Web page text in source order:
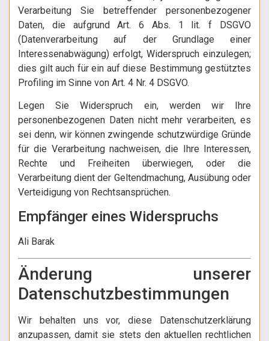
Verarbeitung Sie betreffender personenbezogener
Daten, die aufgrund Art. 6 Abs. 1 lit. f DSGVO
(Datenverarbeitung auf der Grundlage einer
Interessenabwägung) erfolgt, Widerspruch einzulegen;
dies gilt auch für ein auf diese Bestimmung gestütztes
Profiling im Sinne von Art. 4 Nr. 4 DSGVO.
Legen Sie Widerspruch ein, werden wir Ihre
personenbezogenen Daten nicht mehr verarbeiten, es
sei denn, wir können zwingende schutzwürdige Gründe
für die Verarbeitung nachweisen, die Ihre Interessen,
Rechte und Freiheiten überwiegen, oder die
Verarbeitung dient der Geltendmachung, Ausübung oder
Verteidigung von Rechtsansprüchen.
Empfänger eines Widerspruchs
Ali Barak
Änderung unserer
Datenschutzbestimmungen
Wir behalten uns vor, diese Datenschutzerklärung
anzupassen, damit sie stets den aktuellen rechtlichen